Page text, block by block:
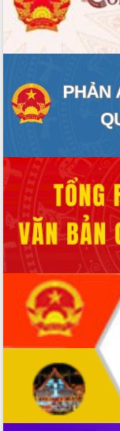
Khởi động Dự án Đầu tư
tầng kỹ thuật Cụm công
Tiến
mạng Việt Nam
Đắk Lắk sơ kết 4 năm
hiện Đề án 06 của Chính
Quy hoạch và Xúc tiến
Lắk
Khơi thông điểm nghẽn,
giải ngân vốn khắc phục
HĐND tỉnh thông qua
hoạch tỉnh thời kỳ 2021-
Hội thảo góp ý hồ sơ
hoạch tỉnh Đắk Lắk thời kỳ
tầm nhìn đến năm 2050
Nâng cao hiệu quả hoạt
doanh nghiệp nhà nước
Hội nghị triển khai kết nối
truyền số liệu chuyên
quan Đảng, Nhà nước
Lễ phát động chuỗi hoạt
tay làm sạch môi trường